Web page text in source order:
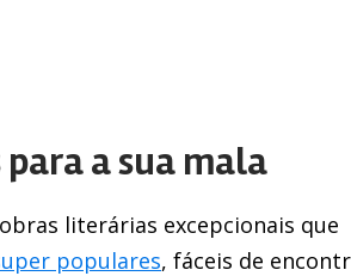
para a sua mala
literárias excepcionais que
populares, fáceis de